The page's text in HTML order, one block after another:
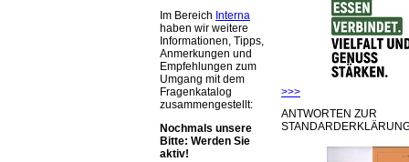
Im Bereich Interna
haben wir weitere
Informationen, Tipps,
Anmerkungen und
Empfehlungen zum
Umgang mit dem
Fragenkatalog
zusammengestellt:
Nochmals unsere
Bitte: Werden Sie
aktiv!
>>>
ANTWORTEN ZUR